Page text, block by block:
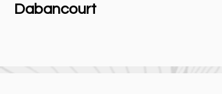
Dabancourt